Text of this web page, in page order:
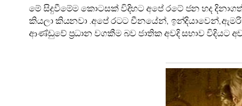
මේ සිදුවීමේම කොටසක් විදිහට අපේ රටේ ජන හද
කියලා කියනවා .අපේ රටට චීනයේන්,
ආණ්ඩුවේ ප්‍රධාන වගකීම බව ජාතික අවදි සභාව විදියට